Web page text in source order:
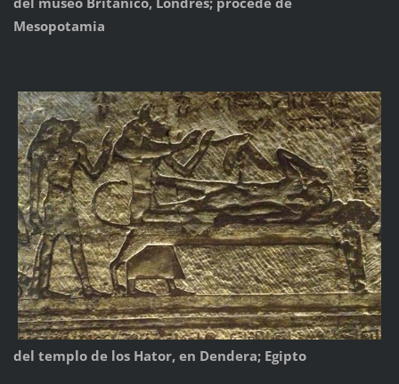
Mesopotamia
del templo de los Hator, en Dendera; Egipto